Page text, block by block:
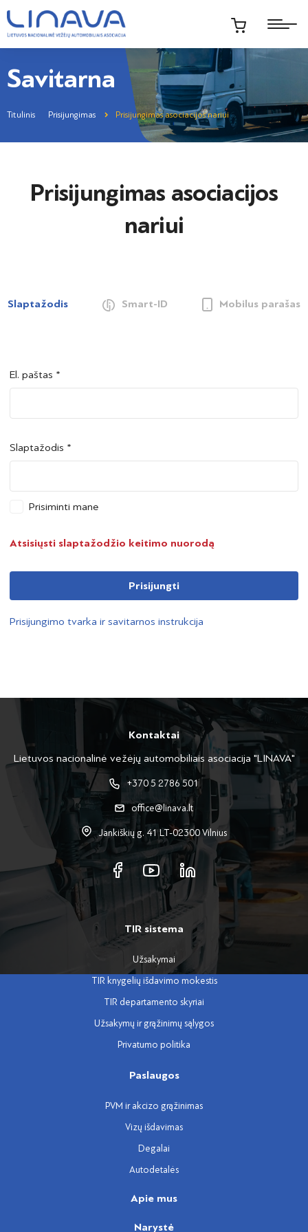
Savitarna
Titulinis Prisijungimas Prisijungimas asociacijos nariui
Prisijungimas asociacijos
nariui
Slaptažodis Smart-ID Mobilus parašas
Šalis *
Asmens kodas *
Šalis *
Asmens kodas *
El. paštas *
Slaptažodis *
Prisiminti mane
Atsisiųsti slaptažodžio keitimo nuorodą
Prisijungti
Prisijungimo tvarka ir savitarnos instrukcija
Kontaktai
Lietuvos nacionalinė vežėjų automobiliais asociacija "LINAVA"
+370 5 2786 501
office@linava.lt
Jankiškių g. 41 LT-02300 Vilnius
TIR sistema
Užsakymai
TIR knygelių išdavimo mokestis
TIR departamento skyriai
Užsakymų ir grąžinimų sąlygos
Privatumo politika
Paslaugos
PVM ir akcizo grąžinimas
Vizų išdavimas
Degalai
Autodetalės
Apie mus
Narystė